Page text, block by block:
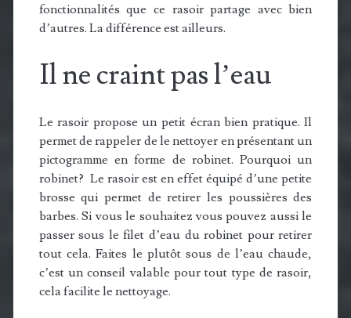
fonctionnalités que ce rasoir partage avec bien
d’autres. La différence est ailleurs.
Il ne craint pas l’eau
Le rasoir propose un petit écran bien pratique. Il
permet de rappeler de le nettoyer en présentant un
pictogramme en forme de robinet. Pourquoi un
robinet? Le rasoir est en effet équipé d’une petite
brosse qui permet de retirer les poussières des
barbes. Si vous le souhaitez vous pouvez aussi le
passer sous le filet d’eau du robinet pour retirer
tout cela. Faites le plutôt sous de l’eau chaude,
c’est un conseil valable pour tout type de rasoir,
cela facilite le nettoyage.